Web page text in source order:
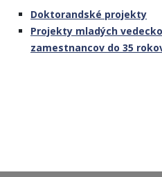
Doktorandské projekty
Projekty mladých
zamestnancov do 35